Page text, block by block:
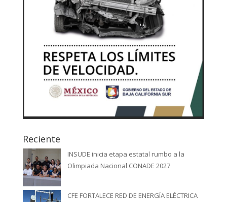
Reciente
INSUDE inicia etapa estatal rumbo a la
Olimpiada Nacional CONADE 2027
CFE FORTALECE RED DE ENERGÍA ELÉCTRICA